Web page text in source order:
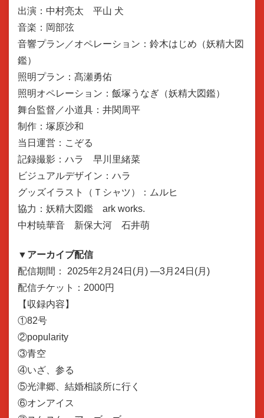
出演：中村亮太 平山 犬
音楽：岡部弦
音響プラン／オペレーション：鈴木はじめ（妖精大図
鑑）
照明プラン：髙瀬勇佑
照明オペレーション：飯塚うなぎ（妖精大図鑑）
舞台監督／小道具：井関周平
制作：塚原沙和
当日運営：こぞる
記録撮影：ハラ 早川里緒菜
ビジュアルデザイン：ハラ
グッズイラスト（Ｔシャツ）：ムルヒ
協力：妖精大図鑑 ark works.
中村暁華音 新保大河 石井萌
▼アーカイブ配信
配信期間： 2025年2月24日(月) ―3月24日(月)
配信チケット：2000円
【収録内容】
①82号
②popularity
③青空
④いざ、参る
⑤光津郷、結婚相談所に行く
⑥オンアイス